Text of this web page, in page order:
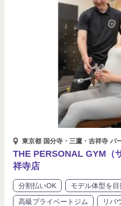
東京都 国分寺・三鷹・吉祥寺 パ
THE PERSONAL GYM（
祥寺店
分割払いOK モデル体型を
高級プライベートジム
リバ